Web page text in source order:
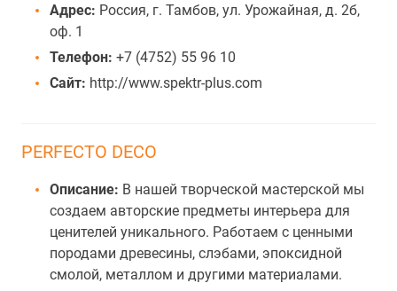
Адрес: Россия, г. Тамбов, ул. Урожайная, д. 2б,
оф. 1
Телефон: +7 (4752) 55 96 10
Сайт: http://www.spektr-plus.com
PERFECTO DECO
Описание: В нашей творческой мастерской мы
создаем авторские предметы интерьера для
ценителей уникального. Работаем с ценными
породами древесины, слэбами, эпоксидной
смолой, металлом и другими материалами.